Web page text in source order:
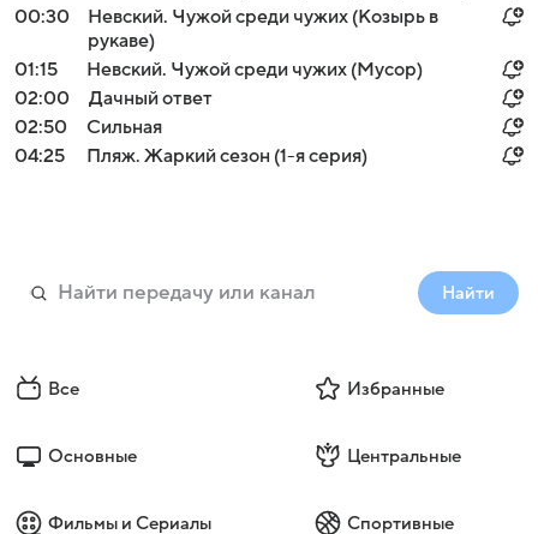
00:30
Невский. Чужой среди чужих (Козырь в
рукаве)
01:15
Невский. Чужой среди чужих (Мусор)
02:00
Дачный ответ
02:50
Сильная
04:25
Пляж. Жаркий сезон (1-я серия)
Найти
Все Избранные
Основные Центральные
Фильмы и Сериалы Спортивные